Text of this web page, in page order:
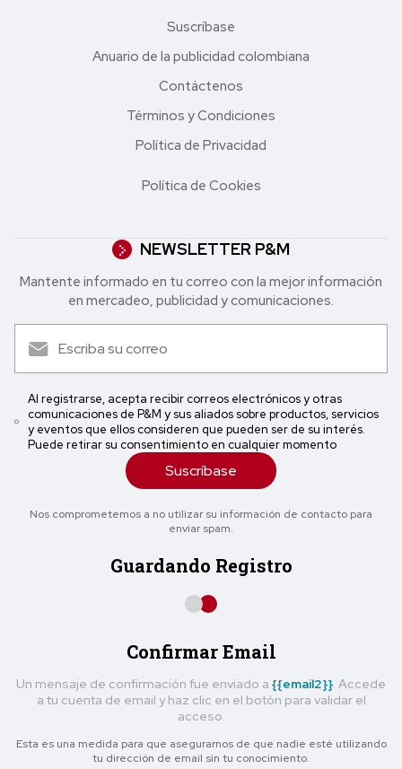
Suscríbase
Anuario de la publicidad colombiana
Contáctenos
Términos y Condiciones
Política de Privacidad
Política de Cookies
NEWSLETTER P&M
Mantente informado en tu correo con la mejor in formación
en mercadeo, publicidad y comunicaciones.
Al registrarse, acepta recibir correos electrónicos y otras
comunicaciones de P&M y sus aliados sobre productos, servicios
y eventos que ellos consideren que pueden ser de su interés.
Puede retirar su consentimiento en cualquier momento
Suscríbase
Nos comprometemos a no utilizar su información de contacto para
enviar spam.
Guardando Registro
Confirmar Email
Un mensaje de confirmación fue enviado a {{email2}}. Accede
a tu cuenta de email y haz clic en el botón para validar el
acceso.
Esta es una medida para que asegurarnos de que nadie esté utilizando
tu dirección de email sin tu conocimiento.